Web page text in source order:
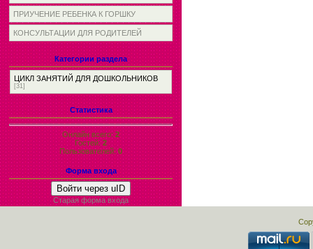
ПРИУЧЕНИЕ РЕБЕНКА К ГОРШКУ
КОНСУЛЬТАЦИИ ДЛЯ РОДИТЕЛЕЙ
Категории раздела
ЦИКЛ ЗАНЯТИЙ ДЛЯ ДОШКОЛЬНИКОВ
[31]
Статистика
Онлайн всего:2
Гостей:2
Пользователей:0
Форма входа
Войти через uID
Старая форма входа